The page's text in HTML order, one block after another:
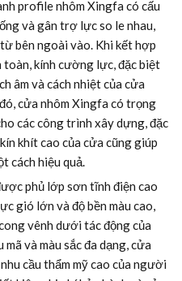
profile nhôm Xingfa có cấu
và gân trợ lực so le nhau,
bên ngoài vào. Khi kết hợp
toàn, kính cường lực, đặc biệt
âm và cách nhiệt của cửa
cửa nhôm Xingfa có trọng
các công trình xây dựng, đặc
khít cao của cửa cũng giúp
cách hiệu quả.
phủ lớp sơn tĩnh điện cao
gió lớn và độ bền màu cao,
vênh dưới tác động của
và màu sắc đa dạng, cửa
cầu thẩm mỹ cao của người